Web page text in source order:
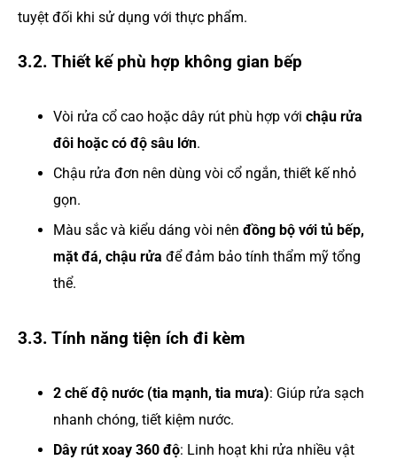
tuyệt đối khi sử dụng với thực phẩm.
3.2. Thiết kế phù hợp không gian bếp
Vòi rửa cổ cao hoặc dây rút phù hợp với chậu rửa
đôi hoặc có độ sâu lớn.
Chậu rửa đơn nên dùng vòi cổ ngắn, thiết kế nhỏ
gọn.
Màu sắc và kiểu dáng vòi nên đồng bộ với tủ bếp,
mặt đá, chậu rửa để đảm bảo tính thẩm mỹ tổng
thể.
3.3. Tính năng tiện ích đi kèm
2 chế độ nước (tia mạnh, tia mưa): Giúp rửa sạch
nhanh chóng, tiết kiệm nước.
Dây rút xoay 360 độ: Linh hoạt khi rửa nhiều vật